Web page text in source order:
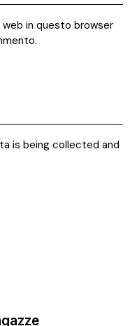
web in questo browser
is being collected and